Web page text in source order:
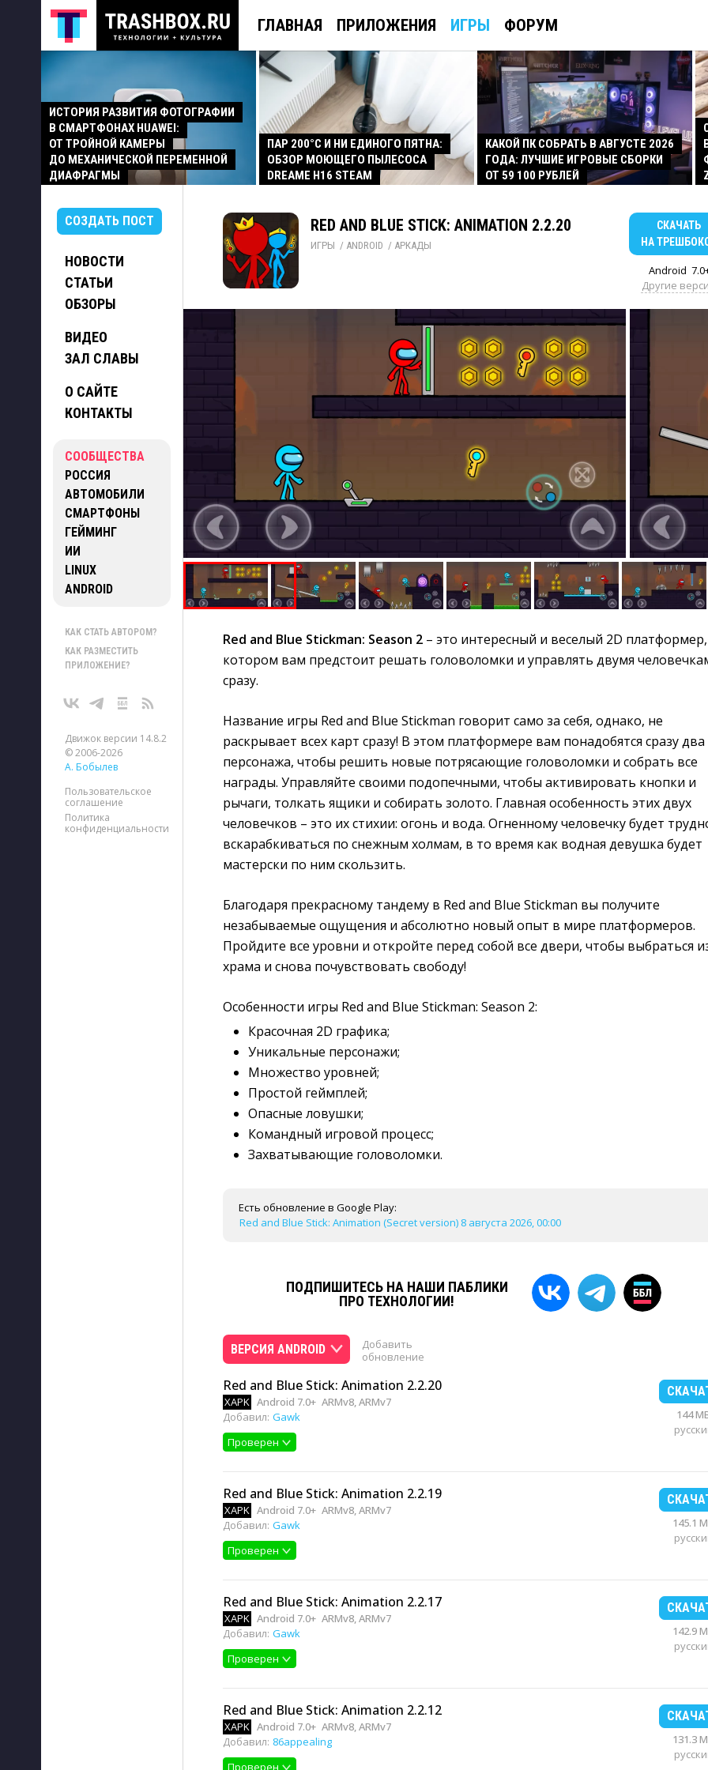
ГЛАВНАЯ ПРИЛОЖЕНИЯ ИГРЫ ФОРУМ
ИСТОРИЯ РАЗВИТИЯ ФОТОГРАФИИ
В СМАРТФОНАХ HUAWEI:
ОТ ТРОЙНОЙ КАМЕРЫ
ДО МЕХАНИЧЕСКОЙ ПЕРЕМЕННОЙ
ДИАФРАГМЫ
ПАР 200°C И НИ ЕДИНОГО ПЯТНА:
ОБЗОР МОЮЩЕГО ПЫЛЕСОСА
DREAME H16 STEAM
КАКОЙ ПК СОБРАТЬ В АВГУСТЕ 2026
ГОДА: ЛУЧШИЕ ИГРОВЫЕ СБОРКИ
ОТ 59 100 РУБЛЕЙ
СОЗДАТЬ ПОСТ
НОВОСТИ
СТАТЬИ
ОБЗОРЫ
ВИДЕО
ЗАЛ СЛАВЫ
О САЙТЕ
КОНТАКТЫ
СООБЩЕСТВА
РОССИЯ
АВТОМОБИЛИ
СМАРТФОНЫ
ГЕЙМИНГ
ИИ
LINUX
ANDROID
КАК СТАТЬ АВТОРОМ?
КАК РАЗМЕСТИТЬ
ПРИЛОЖЕНИЕ?
Движок версии 14.8.2
© 2006-2026
А. Бобылев
Пользовательское
соглашение
Политика
конфиденциальности
RED AND BLUE STICK: ANIMATION 2.2.20
ИГРЫ / ANDROID / АРКАДЫ
СКАЧАТЬ
НА
Android
Другие
Red and Blue Stickman: Season 2 – это интересный и веселый 2D
котором вам предстоит решать головоломки и управлять двумя
сразу.
Название игры Red and Blue Stickman говорит само за себя, однако, не
раскрывает всех карт сразу! В этом платформере вам понадобятся сразу два
персонажа, чтобы решить новые потрясающие головоломки и собрать все
награды. Управляйте своими подопечными, чтобы активировать кнопки и
рычаги, толкать ящики и собирать золото. Главная особенность этих двух
человечков – это их стихии: огонь и вода. Огненному человечку будет
вскарабкиваться по снежным холмам, в то время как водная девушка будет
мастерски по ним скользить.
Благодаря прекрасному тандему в Red and Blue Stickman вы получите
незабываемые ощущения и абсолютно новый опыт в мире платформеров.
Пройдите все уровни и откройте перед собой все двери, чтобы выбраться
храма и снова почувствовать свободу!
Особенности игры Red and Blue Stickman: Season 2:
Красочная 2D графика;
Уникальные персонажи;
Множество уровней;
Простой геймплей;
Опасные ловушки;
Командный игровой процесс;
Захватывающие головоломки.
Есть обновление в Google Play:
Red and Blue Stick: Animation (Secret version) 8 августа 2026, 00:00
ПОДПИШИТЕСЬ НА НАШИ ПАБЛИКИ
ПРО ТЕХНОЛОГИИ!
ВЕРСИЯ ANDROID
Добавить
обновление
Red and Blue Stick: Animation 2.2.20
XAPK Android 7.0+ ARMv8, ARMv7
Добавил: Gawk
Проверен
144
Red and Blue Stick: Animation 2.2.19
XAPK Android 7.0+ ARMv8, ARMv7
Добавил: Gawk
Проверен
145.1
Red and Blue Stick: Animation 2.2.17
XAPK Android 7.0+ ARMv8, ARMv7
Добавил: Gawk
Проверен
142.9
Red and Blue Stick: Animation 2.2.12
XAPK Android 7.0+ ARMv8, ARMv7
Добавил: 86appealing
Проверен
131.3